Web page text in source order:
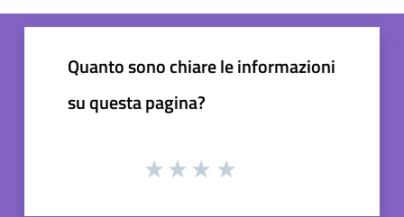
Quanto sono chiare le informazioni
su questa pagina?